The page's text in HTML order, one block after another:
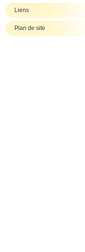
Liens
Plan de site